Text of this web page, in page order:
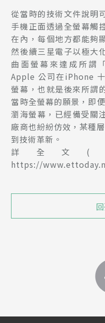
從當時的技術文件說明
手機正面透過全螢幕觸
在內，每個地方都能夠
然後續三星電子以極大
曲面螢幕來達成所謂
Apple 公司在iPhone
螢幕，也就是後來所謂
當時全螢幕的願景，即
瀏海螢幕，已經備受關
廠商也紛紛仿效，某種
到技術革新。
詳全文(
https://